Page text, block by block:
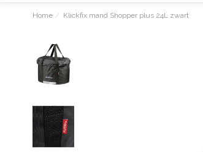
Home Klickfix mand Shopper plus 24L zwart